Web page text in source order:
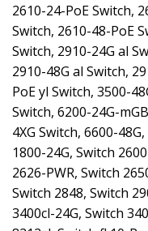
2610-24-PoE Switch,
Switch, 2610-48-PoE
Switch, 2910-24G al
2910-48G al Switch,
PoE yl Switch, 3500-
Switch, 6200-24G-
4XG Switch, 6600-
1800-24G, Switch
2626-PWR, Switch
Switch 2848, Switch
3400cl-24G, Switch